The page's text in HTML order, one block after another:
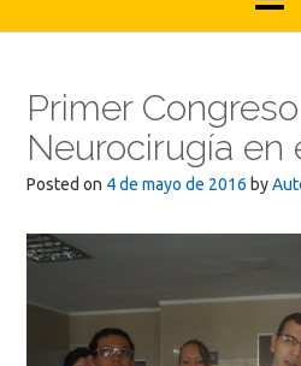
Primer
Neurocirugía en
Posted on 4 de mayo de 2016 by